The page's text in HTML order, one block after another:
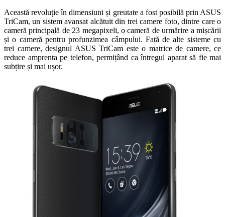
Această revoluție în dimensiuni și greutate a fost posibilă prin ASUS
TriCam, un sistem avansat alcătuit din trei camere foto, dintre care o
cameră principală de 23 megapixeli, o cameră de urmărire a mișcării
și o cameră pentru profunzimea câmpului. Față de alte sisteme cu
trei camere, designul ASUS TriCam este o matrice de camere, ce
reduce amprenta pe telefon, permițând ca întregul aparat să fie mai
subțire și mai ușor.